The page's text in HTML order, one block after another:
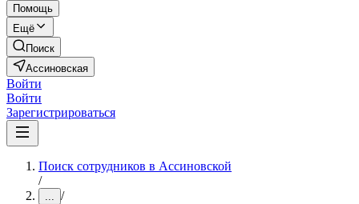
Помощь
Ещё
Поиск
Ассиновская
Войти
Войти
Зарегистрироваться
Поиск сотрудников в Ассиновской
/
... /